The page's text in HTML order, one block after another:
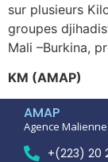
sur plusieurs
groupes
Mali –Burkina,
KM (AMAP)
AMAP
Agence
+(223) 20